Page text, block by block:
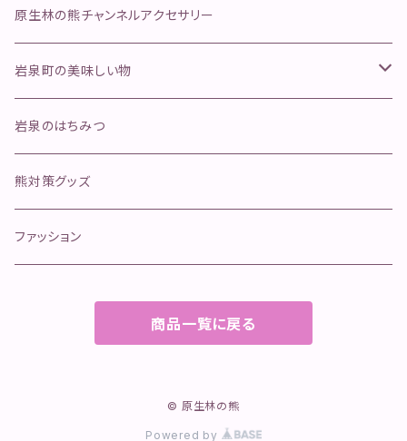
ふきのとう
行者にんにく
舞茸
そのほかのきのこ
金櫛
ペットフード
ジャーキー
ボイル
手作り本革安全首環
マグロ寄り返しリード
オールステンレスリード
原生林の熊チャンネルアクセサリー
岩泉町の美味しい物
天然岩魚
岩泉ヨーグルト
イタチハギの蜂蜜
岩泉のはちみつ
熊対策グッズ
ファッション
商品一覧に戻る
© 原生林の熊
Powered by